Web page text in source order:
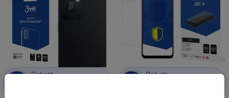
Rabatt
Rabatt